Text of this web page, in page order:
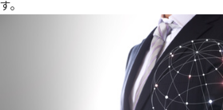
す。